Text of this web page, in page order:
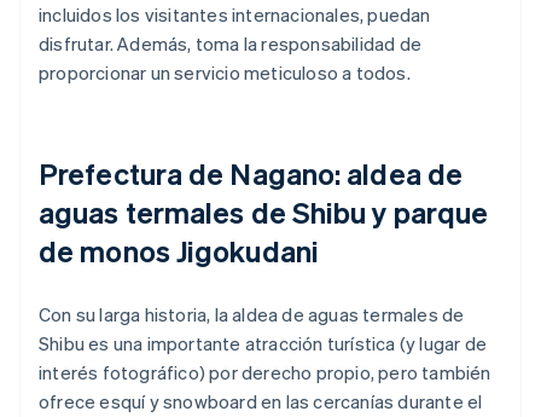
incluidos los visitantes internacionales, puedan
disfrutar. Además, toma la responsabilidad de
proporcionar un servicio meticuloso a todos.
Prefectura de Nagano: aldea de
aguas termales de Shibu y parque
de monos Jigokudani
Con su larga historia, la aldea de aguas termales de
Shibu es una importante atracción turística (y lugar de
interés fotográfico) por derecho propio, pero también
ofrece esquí y snowboard en las cercanías durante el